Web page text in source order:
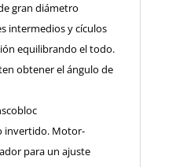
gran diámetro
intermedios y cículos
equilibrando el todo.
obtener el ángulo de
invertido. Motor-
para un ajuste